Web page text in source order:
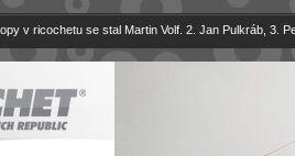
v ricochetu se stal Martin Volf. 2. Jan Pulkráb, 3.